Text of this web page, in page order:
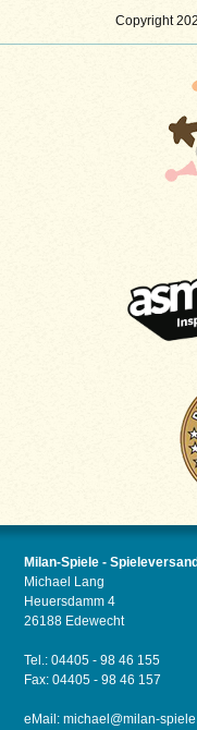
Copyright
Milan-Spiele - Spieleversand
Michael Lang
Heuersdamm 4
26188 Edewecht
Tel.: 04405 - 98 46 155
Fax: 04405 - 98 46 157
eMail:michael@milan-